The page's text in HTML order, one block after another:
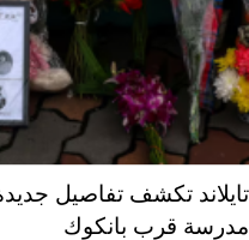
تايلاند تكشف تفاصيل
مدرسة قرب بانكوك